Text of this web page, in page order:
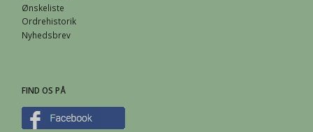
Ønskeliste
Ordrehistorik
Nyhedsbrev
FIND OS PÅ